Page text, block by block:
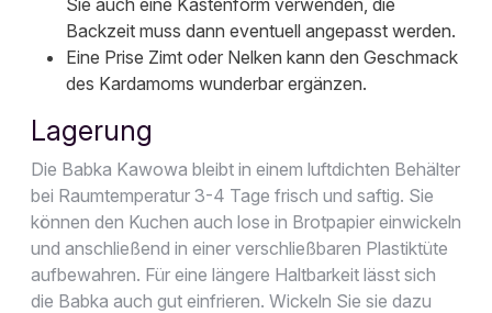
Sie auch eine Kastenform verwenden, die
Backzeit muss dann eventuell angepasst werden.
Eine Prise Zimt oder Nelken kann den Geschmack
des Kardamoms wunderbar ergänzen.
Lagerung
Die Babka Kawowa bleibt in einem luftdichten Behälter
bei Raumtemperatur 3-4 Tage frisch und saftig. Sie
können den Kuchen auch lose in Brotpapier einwickeln
und anschließend in einer verschließbaren Plastiktüte
aufbewahren. Für eine längere Haltbarkeit lässt sich
die Babka auch gut einfrieren. Wickeln Sie sie dazu